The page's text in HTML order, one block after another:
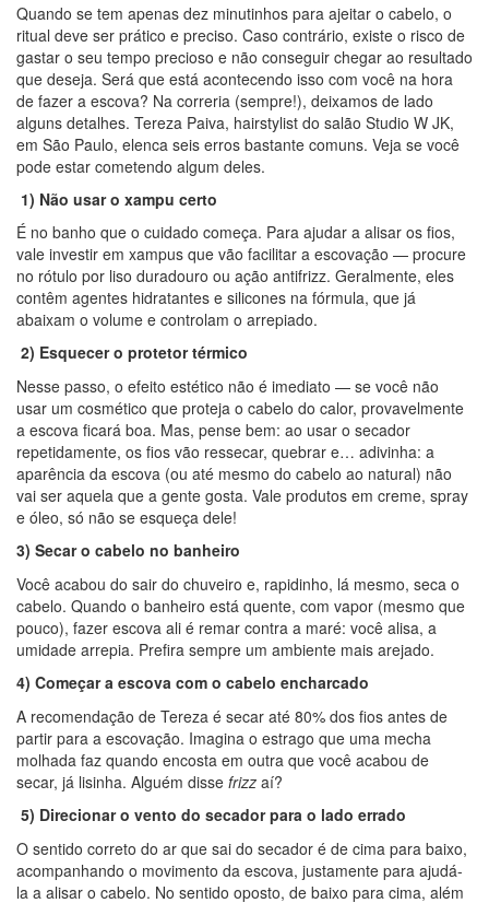
Quando se tem apenas dez minutinhos para ajeitar o cabelo, o
ritual deve ser prático e preciso. Caso contrário, existe o risco de
gastar o seu tempo precioso e não conseguir chegar ao resultado
que deseja. Será que está acontecendo isso com você na hora
de fazer a escova? Na correria (sempre!), deixamos de lado
alguns detalhes. Tereza Paiva, hairstylist do salão Studio W JK,
em São Paulo, elenca seis erros bastante comuns. Veja se você
pode estar cometendo algum deles.
1) Não usar o xampu certo
É no banho que o cuidado começa. Para ajudar a alisar os fios,
vale investir em xampus que vão facilitar a escovação — procure
no rótulo por liso duradouro ou ação antifrizz. Geralmente, eles
contêm agentes hidratantes e silicones na fórmula, que já
abaixam o volume e controlam o arrepiado.
2) Esquecer o protetor térmico
Nesse passo, o efeito estético não é imediato — se você não
usar um cosmético que proteja o cabelo do calor, provavelmente
a escova ficará boa. Mas, pense bem: ao usar o secador
repetidamente, os fios vão ressecar, quebrar e… adivinha: a
aparência da escova (ou até mesmo do cabelo ao natural) não
vai ser aquela que a gente gosta. Vale produtos em creme, spray
e óleo, só não se esqueça dele!
3) Secar o cabelo no banheiro
Você acabou do sair do chuveiro e, rapidinho, lá mesmo, seca o
cabelo. Quando o banheiro está quente, com vapor (mesmo que
pouco), fazer escova ali é remar contra a maré: você alisa, a
umidade arrepia. Prefira sempre um ambiente mais arejado.
4) Começar a escova com o cabelo encharcado
A recomendação de Tereza é secar até 80% dos fios antes de
partir para a escovação. Imagina o estrago que uma mecha
molhada faz quando encosta em outra que você acabou de
secar, já lisinha. Alguém disse frizz aí?
5) Direcionar o vento do secador para o lado errado
O sentido correto do ar que sai do secador é de cima para baixo,
acompanhando o movimento da escova, justamente para ajudá-
la a alisar o cabelo. No sentido oposto, de baixo para cima, além